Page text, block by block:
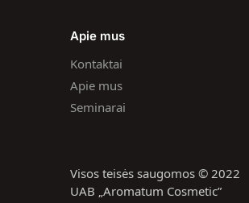
Apie mus
Kontaktai
Apie mus
Seminarai
Visos teisės saugomos © 2022
UAB „Aromatum Cosmetic”